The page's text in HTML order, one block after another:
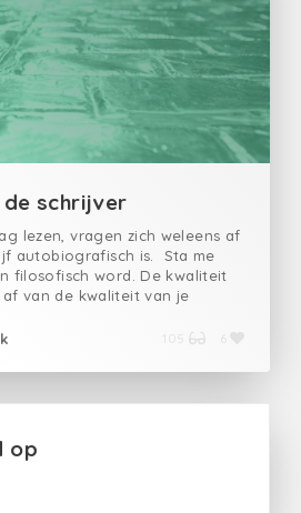
de schrijver
lezen, vragen zich weleens af
autobiografisch is. Sta me
filosofisch word. De kwaliteit
van de kwaliteit van je
te zijn, maar hoe
en hoe fijner je ervaringen
theorie. Het leven is zo
dat het fantastisch
en keihard kan
op